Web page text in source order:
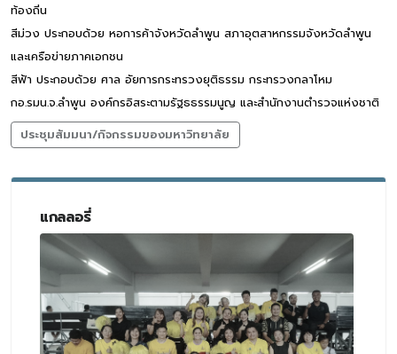
ท้องถิ่น
สีม่วง ประกอบด้วย หอการค้าจังหวัดลำพูน สภาอุตสาหกรรมจังหวัดลำพูน
และเครือข่ายภาคเอกชน
สีฟ้า ประกอบด้วย ศาล อัยการกระทรวงยุติธรรม กระทรวงกลาโหม
กอ.รมน.จ.ลำพูน องค์กรอิสระตามรัฐธธรรมนูญ และสำนักงานตำรวจแห่งชาติ
ประชุมสัมมนา/กิจกรรมของมหาวิทยาลัย
แกลลอรี่